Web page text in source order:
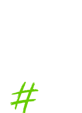
Accueil